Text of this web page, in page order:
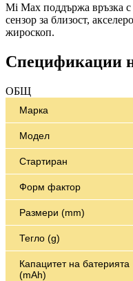
Mi Max поддържа връзка
сензор за близост,
жироскоп.
Спецификации
ОБЩ
Марка
Модел
Стартиран
Форм фактор
Размери (mm)
Тегло (g)
Капацитет на батерията
(mAh)